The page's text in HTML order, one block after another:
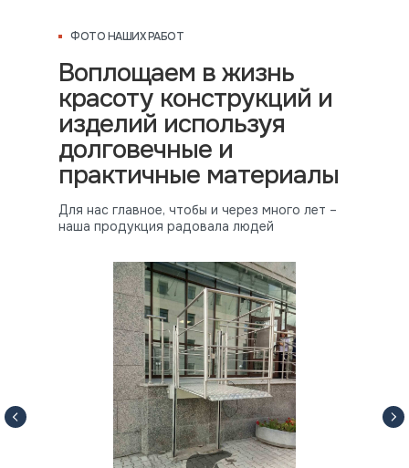
Для нас главное, чтобы и через много лет –
наша продукция радовала людей
Воплощаем в жизнь
красоту конструкций и
изделий используя
долговечные и
практичные материалы
ФОТО НАШИХ РАБОТ